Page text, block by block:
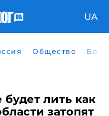
UA
Общество
будет лить как
затопят